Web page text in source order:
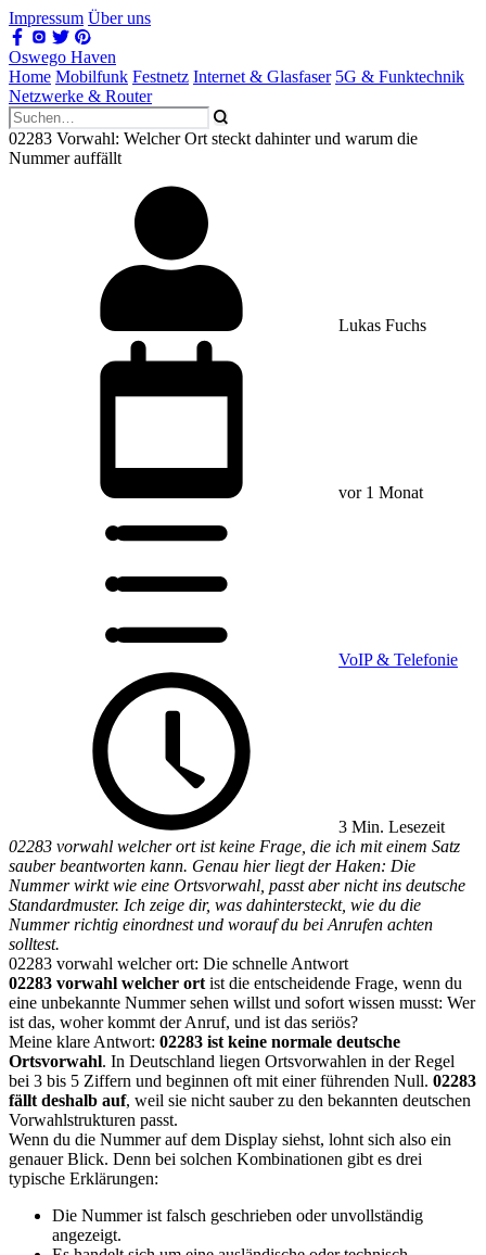
Impressum Über uns
Oswego Haven
Home Mobilfunk Festnetz Internet & Glasfaser 5G & Funktechnik
Netzwerke & Router
02283 Vorwahl: Welcher Ort steckt dahinter und warum die
Nummer auffällt
Lukas Fuchs
vor 1 Monat
VoIP & Telefonie
3 Min. Lesezeit
02283 vorwahl welcher ort ist keine Frage, die ich mit einem Satz
sauber beantworten kann. Genau hier liegt der Haken: Die
Nummer wirkt wie eine Ortsvorwahl, passt aber nicht ins deutsche
Standardmuster. Ich zeige dir, was dahintersteckt, wie du die
Nummer richtig einordnest und worauf du bei Anrufen achten
solltest.
02283 vorwahl welcher ort: Die schnelle Antwort
02283 vorwahl welcher ort ist die entscheidende Frage, wenn du
eine unbekannte Nummer sehen willst und sofort wissen musst: Wer
ist das, woher kommt der Anruf, und ist das seriös?
Meine klare Antwort: 02283 ist keine normale deutsche
Ortsvorwahl. In Deutschland liegen Ortsvorwahlen in der Regel
bei 3 bis 5 Ziffern und beginnen oft mit einer führenden Null. 02283
fällt deshalb auf, weil sie nicht sauber zu den bekannten deutschen
Vorwahlstrukturen passt.
Wenn du die Nummer auf dem Display siehst, lohnt sich also ein
genauer Blick. Denn bei solchen Kombinationen gibt es drei
typische Erklärungen:
Die Nummer ist falsch geschrieben oder unvollständig
angezeigt.